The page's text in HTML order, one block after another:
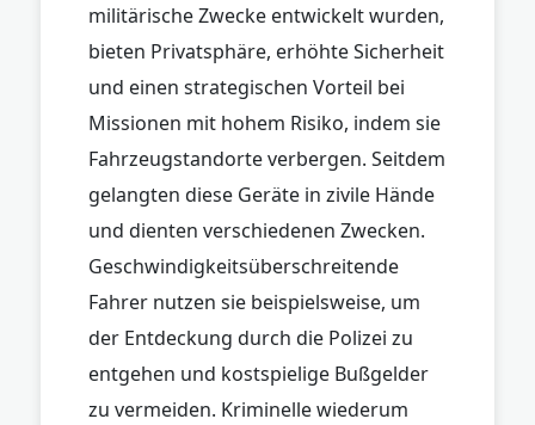
militärische Zwecke entwickelt wurden,
bieten Privatsphäre, erhöhte Sicherheit
und einen strategischen Vorteil bei
Missionen mit hohem Risiko, indem sie
Fahrzeugstandorte verbergen. Seitdem
gelangten diese Geräte in zivile Hände
und dienten verschiedenen Zwecken.
Geschwindigkeitsüberschreitende
Fahrer nutzen sie beispielsweise, um
der Entdeckung durch die Polizei zu
entgehen und kostspielige Bußgelder
zu vermeiden. Kriminelle wiederum